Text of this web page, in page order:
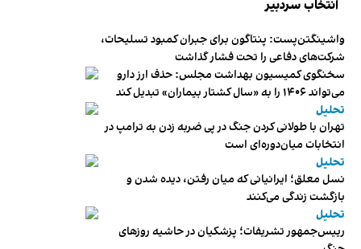
انتخاب سردبیر
واشینگتن‌پست: پنتاگون برای جبران کمبود تسلیحات،
شرکت‌های دفاعی را تحت فشار گذاشت
سخنگوی کمیسیون بهداشت مجلس: حذف ارز دارو
می‌تواند ۱۴۰۶ را به «سال کشتار بیماران» تبدیل کند
تحلیل
تهران با طولانی کردن جنگ در پی ضربه زدن به ترامپ در
انتخابات میان‌دوره‌ای است
تحلیل
نسل معلق؛ ایرانیانی که میان رفتن، دیده شدن و
بازگشت زندگی می‌کنند
تحلیل
رییس‌جمهور تشریفات؛ پزشکیان در حاشیه روزهای